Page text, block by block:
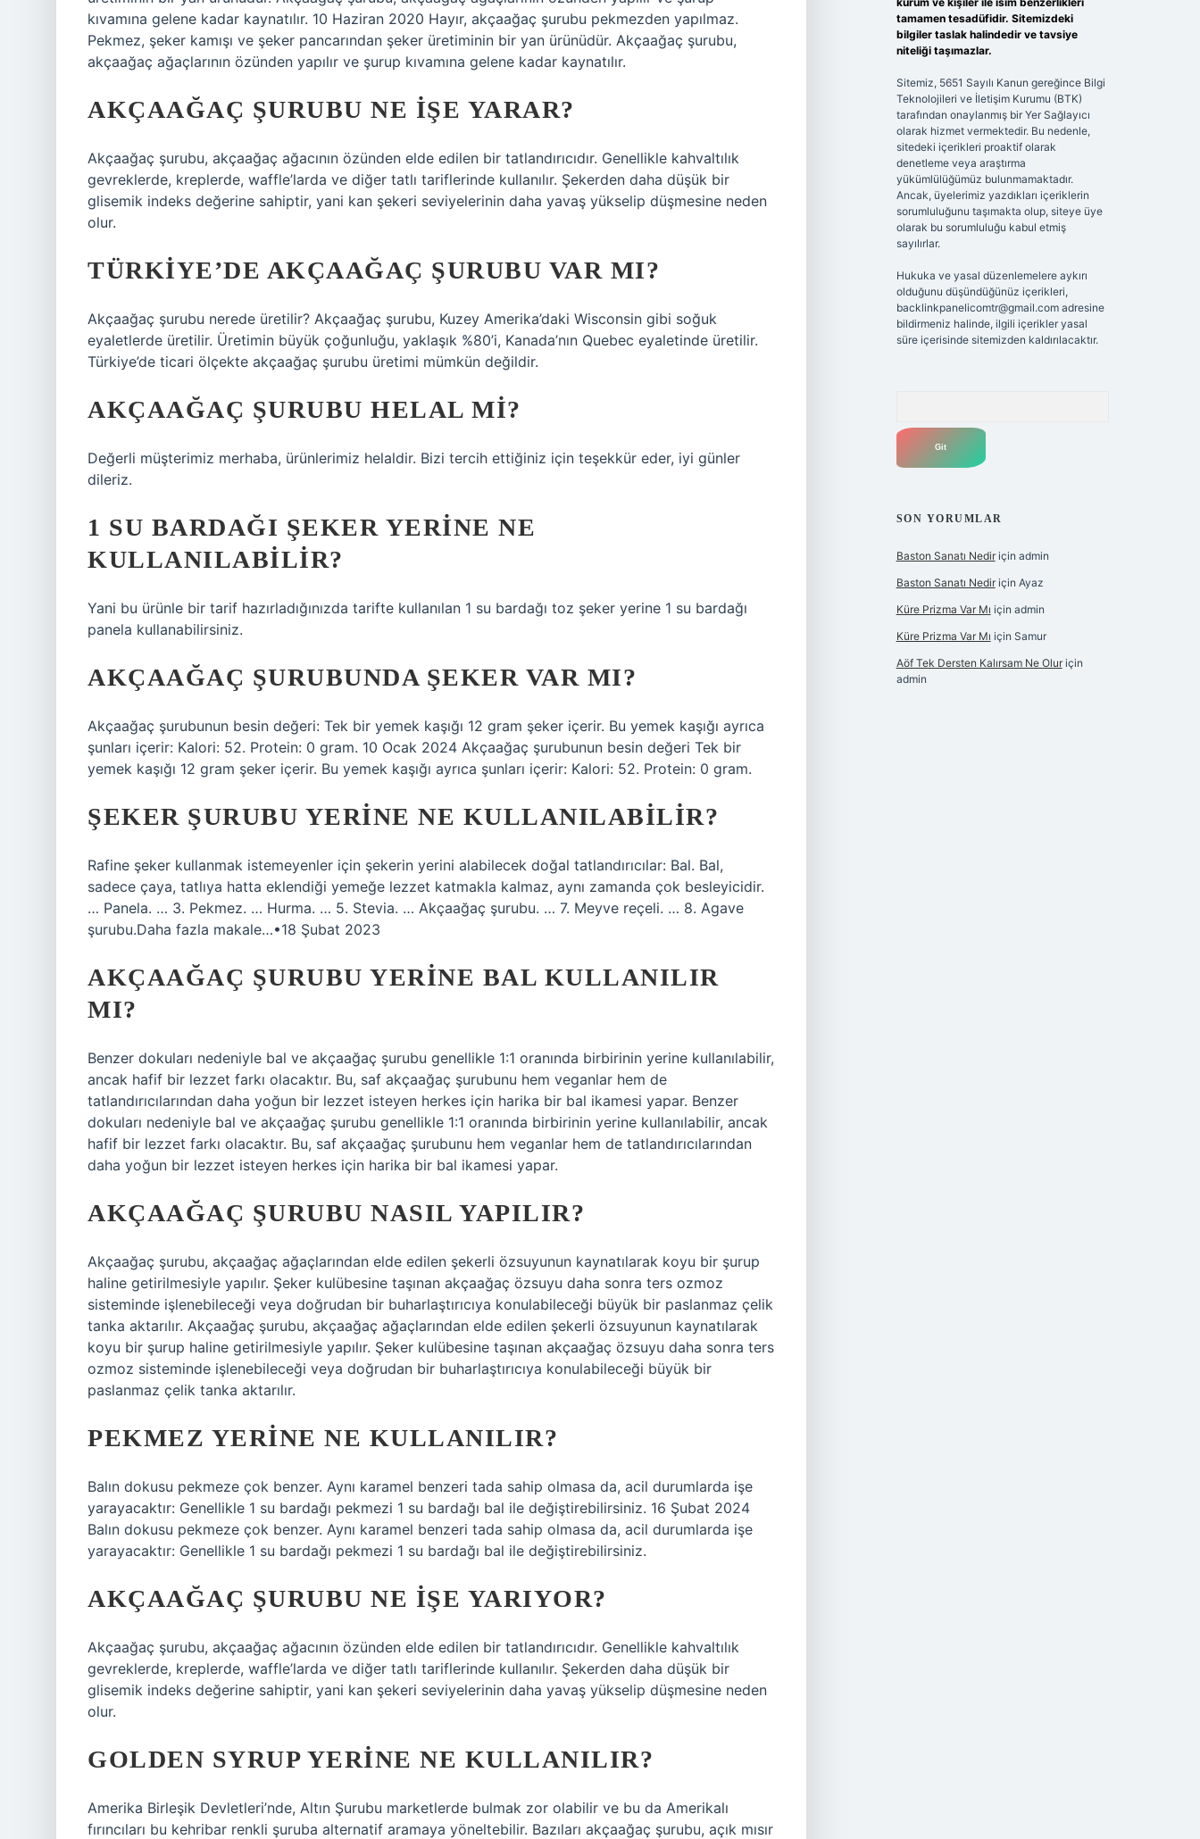
kıvamına gelene kadar kaynatılır. 10 Haziran 2020 Hayır, akçaağaç şurubu pekmezden yapılmaz.
Pekmez, şeker kamışı ve şeker pancarından şeker üretiminin bir yan ürünüdür. Akçaağaç şurubu,
akçaağaç ağaçlarının özünden yapılır ve şurup kıvamına gelene kadar kaynatılır.
AKÇAAĞAÇ ŞURUBU NE IŞE YARAR?
Akçaağaç şurubu, akçaağaç ağacının özünden elde edilen bir tatlandırıcıdır. Genellikle kahvaltılık
gevreklerde, kreplerde, waffle’larda ve diğer tatlı tariflerinde kullanılır. Şekerden daha düşük bir
glisemik indeks değerine sahiptir, yani kan şekeri seviyelerinin daha yavaş yükselip düşmesine neden
olur.
TÜRKIYE’DE AKÇAAĞAÇ ŞURUBU VAR MI?
Akçaağaç şurubu nerede üretilir? Akçaağaç şurubu, Kuzey Amerika’daki Wisconsin gibi soğuk
eyaletlerde üretilir. Üretimin büyük çoğunluğu, yaklaşık %80’i, Kanada’nın Quebec eyaletinde üretilir.
Türkiye’de ticari ölçekte akçaağaç şurubu üretimi mümkün değildir.
AKÇAAĞAÇ ŞURUBU HELAL MI?
Değerli müşterimiz merhaba, ürünlerimiz helaldir. Bizi tercih ettiğiniz için teşekkür eder, iyi günler
dileriz.
1 SU BARDAĞI ŞEKER YERINE NE
KULLANILABILIR?
Yani bu ürünle bir tarif hazırladığınızda tarifte kullanılan 1 su bardağı toz şeker yerine 1 su bardağı
panela kullanabilirsiniz.
AKÇAAĞAÇ ŞURUBUNDA ŞEKER VAR MI?
Akçaağaç şurubunun besin değeri: Tek bir yemek kaşığı 12 gram şeker içerir. Bu yemek kaşığı ayrıca
şunları içerir: Kalori: 52. Protein: 0 gram. 10 Ocak 2024 Akçaağaç şurubunun besin değeri Tek bir
yemek kaşığı 12 gram şeker içerir. Bu yemek kaşığı ayrıca şunları içerir: Kalori: 52. Protein: 0 gram.
ŞEKER ŞURUBU YERINE NE KULLANILABILIR?
Rafine şeker kullanmak istemeyenler için şekerin yerini alabilecek doğal tatlandırıcılar: Bal. Bal,
sadece çaya, tatlıya hatta eklendiği yemeğe lezzet katmakla kalmaz, aynı zamanda çok besleyicidir.
… Panela. … 3. Pekmez. … Hurma. … 5. Stevia. … Akçaağaç şurubu. … 7. Meyve reçeli. … 8. Agave
şurubu.Daha fazla makale…•18 Şubat 2023
AKÇAAĞAÇ ŞURUBU YERINE BAL KULLANILIR
MI?
Benzer dokuları nedeniyle bal ve akçaağaç şurubu genellikle 1:1 oranında birbirinin yerine kullanılabilir,
ancak hafif bir lezzet farkı olacaktır. Bu, saf akçaağaç şurubunu hem veganlar hem de
tatlandırıcılarından daha yoğun bir lezzet isteyen herkes için harika bir bal ikamesi yapar. Benzer
dokuları nedeniyle bal ve akçaağaç şurubu genellikle 1:1 oranında birbirinin yerine kullanılabilir, ancak
hafif bir lezzet farkı olacaktır. Bu, saf akçaağaç şurubunu hem veganlar hem de tatlandırıcılarından
daha yoğun bir lezzet isteyen herkes için harika bir bal ikamesi yapar.
AKÇAAĞAÇ ŞURUBU NASIL YAPILIR?
Akçaağaç şurubu, akçaağaç ağaçlarından elde edilen şekerli özsuyunun kaynatılarak koyu bir şurup
haline getirilmesiyle yapılır. Şeker kulübesine taşınan akçaağaç özsuyu daha sonra ters ozmoz
sisteminde işlenebileceği veya doğrudan bir buharlaştırıcıya konulabileceği büyük bir paslanmaz çelik
tanka aktarılır. Akçaağaç şurubu, akçaağaç ağaçlarından elde edilen şekerli özsuyunun kaynatılarak
koyu bir şurup haline getirilmesiyle yapılır. Şeker kulübesine taşınan akçaağaç özsuyu daha sonra ters
ozmoz sisteminde işlenebileceği veya doğrudan bir buharlaştırıcıya konulabileceği büyük bir
paslanmaz çelik tanka aktarılır.
PEKMEZ YERINE NE KULLANILIR?
Balın dokusu pekmeze çok benzer. Aynı karamel benzeri tada sahip olmasa da, acil durumlarda işe
yarayacaktır: Genellikle 1 su bardağı pekmezi 1 su bardağı bal ile değiştirebilirsiniz. 16 Şubat 2024
Balın dokusu pekmeze çok benzer. Aynı karamel benzeri tada sahip olmasa da, acil durumlarda işe
yarayacaktır: Genellikle 1 su bardağı pekmezi 1 su bardağı bal ile değiştirebilirsiniz.
AKÇAAĞAÇ ŞURUBU NE IŞE YARIYOR?
Akçaağaç şurubu, akçaağaç ağacının özünden elde edilen bir tatlandırıcıdır. Genellikle kahvaltılık
gevreklerde, kreplerde, waffle’larda ve diğer tatlı tariflerinde kullanılır. Şekerden daha düşük bir
glisemik indeks değerine sahiptir, yani kan şekeri seviyelerinin daha yavaş yükselip düşmesine neden
olur.
GOLDEN SYRUP YERINE NE KULLANILIR?
Amerika Birleşik Devletleri’nde, Altın Şurubu marketlerde bulmak zor olabilir ve bu da Amerikalı
fırıncıları bu kehribar renkli şuruba alternatif aramaya yöneltebilir. Bazıları akçaağaç şurubu, açık mısır
tamamen tesadüfidir. Sitemizdeki
bilgiler taslak halindedir ve tavsiye
niteliği taşımazlar.
Sitemiz, 5651 Sayılı Kanun gereğince Bilgi
Teknolojileri ve İletişim Kurumu (BTK)
tarafından onaylanmış bir Yer Sağlayıcı
olarak hizmet vermektedir. Bu nedenle,
sitedeki içerikleri proaktif olarak
denetleme veya araştırma
yükümlülüğümüz bulunmamaktadır.
Ancak, üyelerimiz yazdıkları içeriklerin
sorumluluğunu taşımakta olup, siteye üye
olarak bu sorumluluğu kabul etmiş
sayılırlar.
Hukuka ve yasal düzenlemelere aykırı
olduğunu düşündüğünüz içerikleri,
backlinkpanelicomtr@gmail.comadresine
bildirmeniz halinde, ilgili içerikler yasal
süre içerisinde sitemizden kaldırılacaktır.
SON YORUMLAR
Baston Sanatı Nediriçin admin
Baston Sanatı Nediriçin Ayaz
Küre Prizma Var Mı için admin
Küre Prizma Var Mı için Samur
Aöf Tek Dersten Kalırsam Ne Oluriçin
admin